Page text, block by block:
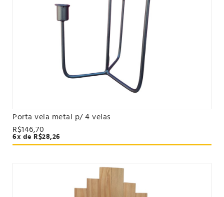
VER PRODUTO
Porta vela metal p/ 4 velas
R$146,70
6x de R$28,26